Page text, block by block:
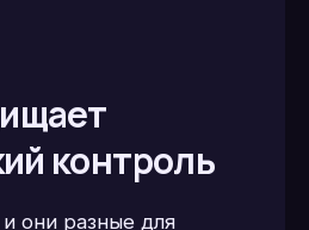
контроль
они разные для